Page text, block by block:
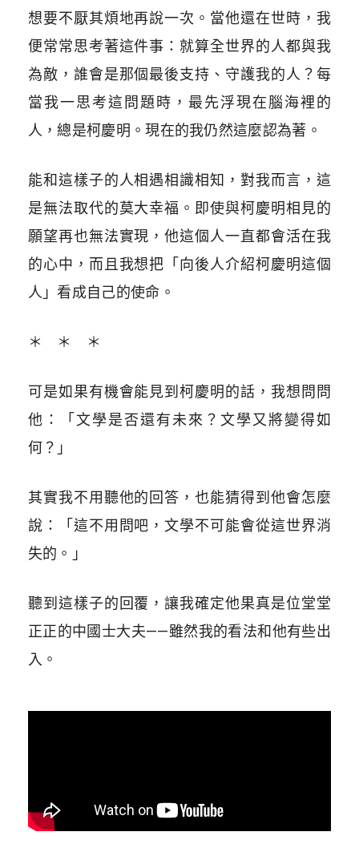
想要不厭其煩地再說一次。當他還在世時，我
便常常思考著這件事：就算全世界的人都與我
為敵，誰會是那個最後支持、守護我的人？每
當我一思考這問題時，最先浮現在腦海裡的
人，總是柯慶明。現在的我仍然這麼認為著。
能和這樣子的人相遇相識相知，對我而言，這
是無法取代的莫大幸福。即使與柯慶明相見的
願望再也無法實現，他這個人一直都會活在我
的心中，而且我想把「向後人介紹柯慶明這個
人」看成自己的使命。
＊ ＊ ＊
可是如果有機會能見到柯慶明的話，我想問問
他：「文學是否還有未來？文學又將變得如
何？」
其實我不用聽他的回答，也能猜得到他會怎麼
說：「這不用問吧，文學不可能會從這世界消
失的。」
聽到這樣子的回覆，讓我確定他果真是位堂堂
正正的中國士大夫——雖然我的看法和他有些出
入。